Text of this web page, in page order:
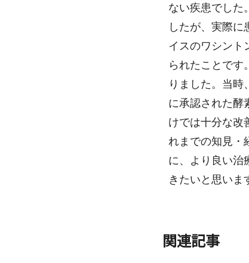
ない疾患でした
したが、実際
イスのワシント
られたことです
りました。当
に承認された酵
けでは十分な改
れまでの知見・
に、より良い治
きたいと思いま
関連記事